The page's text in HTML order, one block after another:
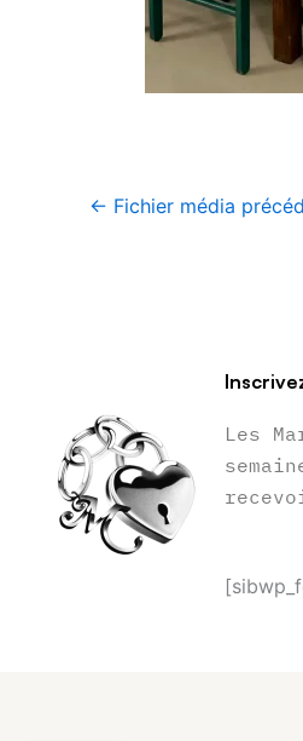
← Fichier média
Les